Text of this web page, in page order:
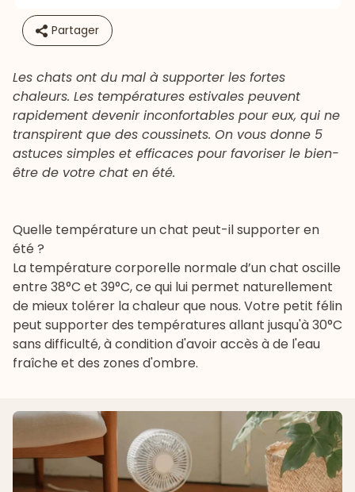
Partager
Les chats ont du mal à supporter les fortes
chaleurs. Les températures estivales peuvent
rapidement devenir inconfortables pour eux, qui ne
transpirent que des coussinets. On vous donne 5
astuces simples et efficaces pour favoriser le bien-
être de votre chat en été.
Quelle température un chat peut-il supporter en
été ?
La température corporelle normale d’un chat oscille
entre 38°C et 39°C, ce qui lui permet naturellement
de mieux tolérer la chaleur que nous. Votre petit félin
peut supporter des températures allant jusqu'à 30°C
sans difficulté, à condition d'avoir accès à de l'eau
fraîche et des zones d'ombre.